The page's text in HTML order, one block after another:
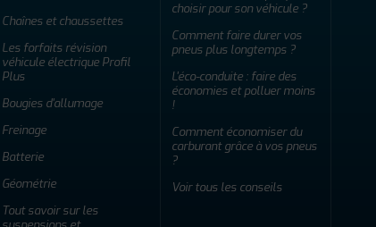
Chaînes et chaussettes
Les forfaits révision
véhicule électrique Profil
Plus
Bougies d'allumage
Freinage
Batterie
Géométrie
Tout savoir sur les
choisir pour son véhicule ?
Comment faire durer vos
pneus plus longtemps ?
L'éco-conduite : faire des
économies et polluer moins
!
Comment économiser du
carburant grâce à vos pneus
?
Voir tous les conseils